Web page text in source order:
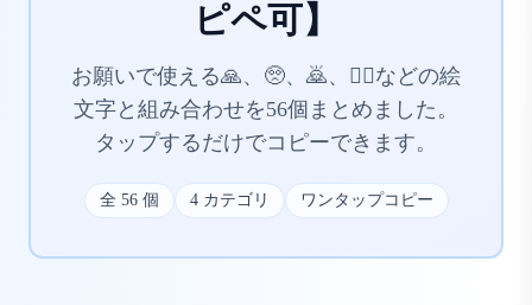
ピペ可】
お願いで使える🙏、🥺、🙇、🙇‍♀️などの絵
文字と組み合わせを56個まとめました。
タップするだけでコピーできます。
全 56個 4カテゴリ ワンタップコピー